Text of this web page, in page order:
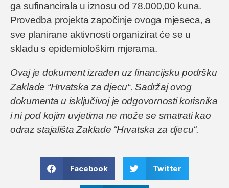
ga sufinancirala u iznosu od 78.000,00 kuna.
Provedba projekta započinje ovoga mjeseca, a
sve planirane aktivnosti organizirat će se u
skladu s epidemiološkim mjerama.
Ovaj je dokument izrađen uz financijsku podršku
Zaklade “Hrvatska za djecu“. Sadržaj ovog
dokumenta u isključivoj je odgovornosti korisnika
i ni pod kojim uvjetima ne može se smatrati kao
odraz stajališta Zaklade “Hrvatska za djecu“.
Facebook Twitter